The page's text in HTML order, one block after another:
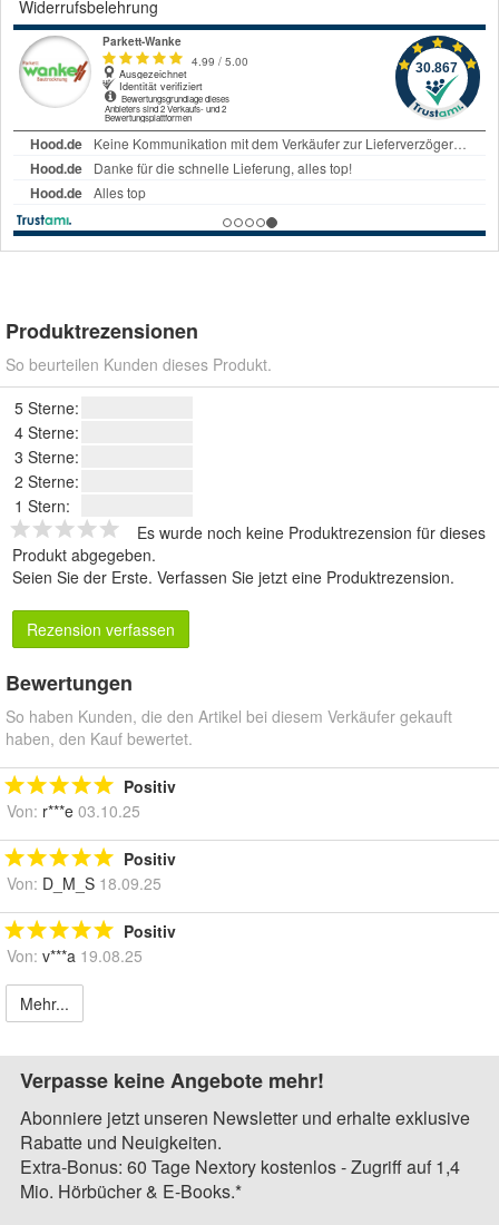
Widerrufsbelehrung
Produktrezensionen
So beurteilen Kunden dieses Produkt.
5 Sterne:
4 Sterne:
3 Sterne:
2 Sterne:
1 Stern:
Es wurde noch keine Produktrezension für dieses
Produkt abgegeben.
Seien Sie der Erste. Verfassen Sie jetzt eine Produktrezension.
Rezension verfassen
Bewertungen
So haben Kunden, die den Artikel bei diesem Verkäufer gekauft
haben, den Kauf bewertet.
Positiv
Von: r***e 03.10.25
Positiv
Von: D_M_S 18.09.25
Positiv
Von: v***a 19.08.25
Mehr...
Verpasse keine Angebote mehr!
Abonniere jetzt unseren Newsletter und erhalte exklusive
Rabatte und Neuigkeiten.
Extra-Bonus: 60 Tage Nextory kostenlos - Zugriff auf 1,4
Mio. Hörbücher & E-Books.*